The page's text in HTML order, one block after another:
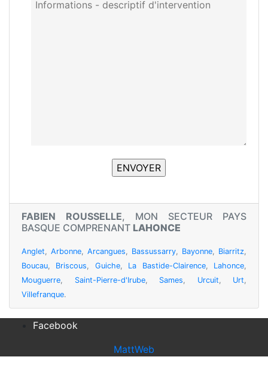
FABIEN ROUSSELLE, MON SECTEUR PAYS
BASQUE COMPRENANT LAHONCE
Anglet, Arbonne, Arcangues, Bassussarry, Bayonne, Biarritz,
Boucau, Briscous, Guiche, La Bastide-Clairence, Lahonce,
Mouguerre, Saint-Pierre-d'Irube, Sames, Urcuit, Urt,
Villefranque.
Facebook
MattWeb